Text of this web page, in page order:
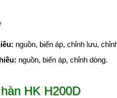
nguồn, biến áp, chỉnh lưu,
nguồn, biến áp, chỉnh dòng.
HK H200D